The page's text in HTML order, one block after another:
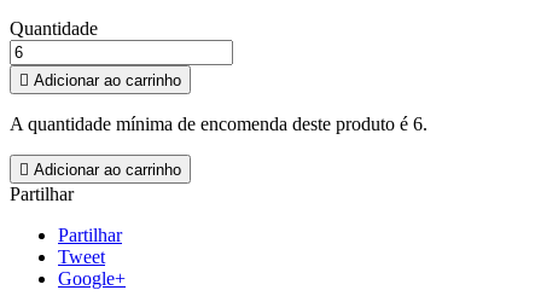
Quantidade
 Adicionar ao carrinho
A quantidade mínima de encomenda deste produto é 6.
 Adicionar ao carrinho
Partilhar
Partilhar
Tweet
Google+